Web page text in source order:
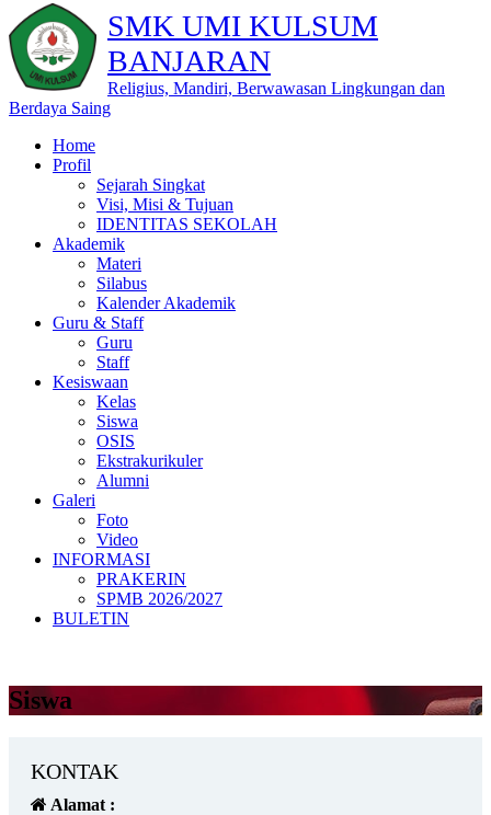
SMK UMI KULSUM
BANJARAN
Religius, Mandiri, Berwawasan Lingkungan dan
Berdaya Saing
Home
Profil
Sejarah Singkat
Visi, Misi & Tujuan
IDENTITAS SEKOLAH
Akademik
Materi
Silabus
Kalender Akademik
Guru & Staff
Guru
Staff
Kesiswaan
Kelas
Siswa
OSIS
Ekstrakurikuler
Alumni
Galeri
Foto
Video
INFORMASI
PRAKERIN
SPMB 2026/2027
BULETIN
Siswa
KONTAK
Alamat :